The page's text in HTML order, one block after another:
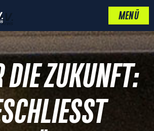
MENÜ
DIE ZUKUNFT:
S